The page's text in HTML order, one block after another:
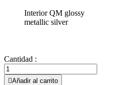
Interior QM glossy
metallic silver
Cantidad :
Añadir al carrito